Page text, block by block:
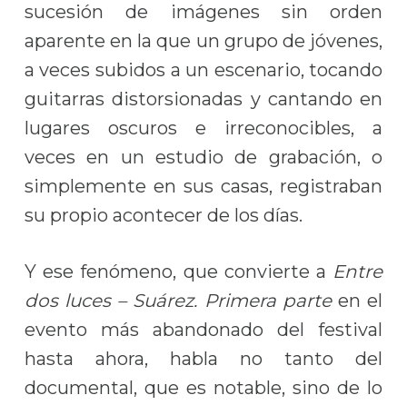
sucesión de imágenes sin orden
aparente en la que un grupo de jóvenes,
a veces subidos a un escenario, tocando
guitarras distorsionadas y cantando en
lugares oscuros e irreconocibles, a
veces en un estudio de grabación, o
simplemente en sus casas, registraban
su propio acontecer de los días.
Y ese fenómeno, que convierte a Entre
dos luces – Suárez. Primera parteen el
evento más abandonado del festival
hasta ahora, habla no tanto del
documental, que es notable, sino de lo